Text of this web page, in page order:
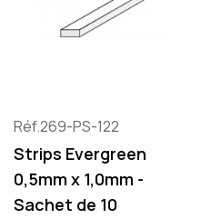
Réf.269-PS-122
Strips Evergreen
0,5mm x 1,0mm -
Sachet de 10